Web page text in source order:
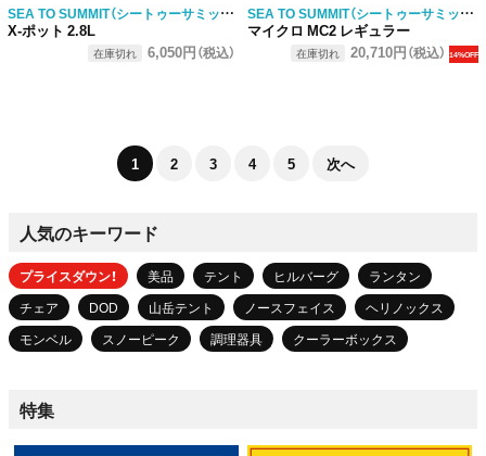
SEA TO SUMMIT（シートゥーサミット）
X-ポット 2.8L
在庫切れ 6,050円（税込）
SEA TO SUMMIT（シートゥーサミット）
マイクロ MC2 レギュラー
在庫切れ 20,710円（税込） 14%OFF
1 2 3 4 5 次へ
人気のキーワード
プライスダウン！ 美品 テント ヒルバーグ
ランタン
チェア
DOD 山岳テント ノースフェイス
ヘリノックス
モンベル
スノーピーク 調理器具 クーラーボックス
特集